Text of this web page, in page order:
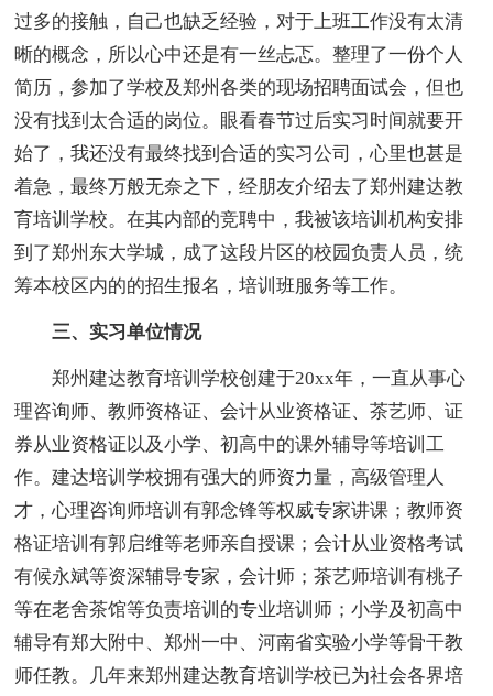
过多的接触，自己也缺乏经验，对于上班工作没有太清
晰的概念，所以心中还是有一丝忐忑。整理了一份个人
简历，参加了学校及郑州各类的现场招聘面试会，但也
没有找到太合适的岗位。眼看春节过后实习时间就要开
始了，我还没有最终找到合适的实习公司，心里也甚是
着急，最终万般无奈之下，经朋友介绍去了郑州建达教
育培训学校。在其内部的竞聘中，我被该培训机构安排
到了郑州东大学城，成了这段片区的校园负责人员，统
筹本校区内的的招生报名，培训班服务等工作。
三、实习单位情况
郑州建达教育培训学校创建于20xx年，一直从事心
理咨询师、教师资格证、会计从业资格证、茶艺师、证
券从业资格证以及小学、初高中的课外辅导等培训工
作。建达培训学校拥有强大的师资力量，高级管理人
才，心理咨询师培训有郭念锋等权威专家讲课；教师资
格证培训有郭启维等老师亲自授课；会计从业资格考试
有候永斌等资深辅导专家，会计师；茶艺师培训有桃子
等在老舍茶馆等负责培训的专业培训师；小学及初高中
辅导有郑大附中、郑州一中、河南省实验小学等骨干教
师任教。几年来郑州建达教育培训学校已为社会各界培